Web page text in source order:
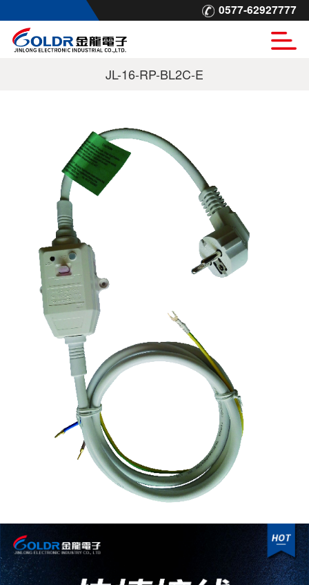
0577-62927777
JL-16-RP-BL2C-E